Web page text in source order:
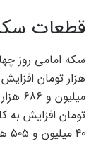
قطعات سکه
40 میلیون و 505 هزار تومان معامله شد.